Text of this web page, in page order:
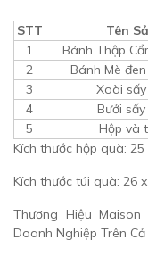
STT Tên
1
Bánh Thập
2
Bánh Mè
3
Xoài
4
Bưởi
5
Hộp và
Kích thước hộp quà: 25
Kích thước túi quà: 26
Thương Hiệu
Doanh Nghiệp Trên Cả